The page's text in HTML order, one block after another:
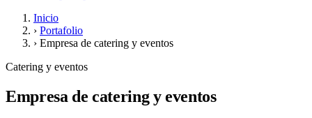
Inicio
› Portafolio
› Empresa de catering y eventos
Catering y eventos
Empresa de catering y eventos